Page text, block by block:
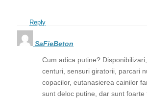
Reply
SaFieBeton
Cum adica putine?
centuri, sensuri giratorii, parcari
copacilor, eutanasierea cainilor
sunt deloc putine, dar sunt foarte